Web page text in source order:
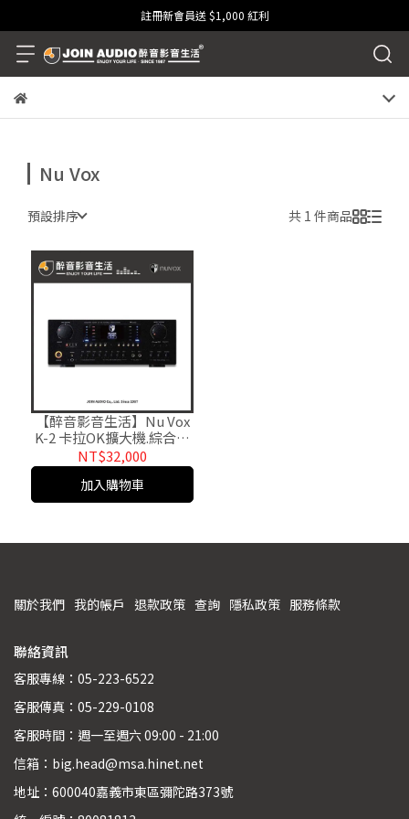
註冊新會員送 $1,000 紅利
Nu Vox
預設排序 共 1 件商品
【醉音影音生活】Nu Vox
K-2 卡拉OK擴大機.綜合擴
大機.公司貨
NT$32,000
加入購物車
關於我們 我的帳戶 退款政策 查詢 隱私政策 服務條款
聯絡資訊
客服專線：05-223-6522
客服傳真：05-229-0108
客服時間：週一至週六 09:00 - 21:00
信箱：big.head@msa.hinet.net
地址：600040嘉義市東區彌陀路373號